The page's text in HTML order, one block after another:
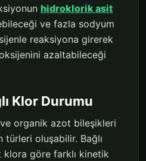
hidroklorik asit
ve fazla sodyum
reaksiyona girerek
azaltabileceği
Klor Durumu
ve organik azot bileşikleri
oluşabilir. Bağlı
göre farklı kinetik